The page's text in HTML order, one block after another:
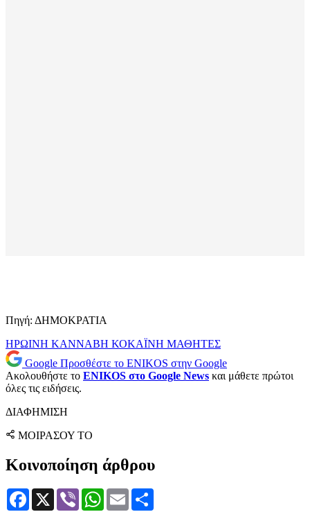
Πηγή: ΔΗΜΟΚΡΑΤΙΑ
ΗΡΩΙΝΗ ΚΑΝΝΑΒΗ ΚΟΚΑΪΝΗ ΜΑΘΗΤΕΣ
Google Προσθέστε το ENIKOS στην Google
Ακολουθήστε το ENIKOS στο Google News και μάθετε πρώτοι
όλες τις ειδήσεις.
ΔΙΑΦΗΜΙΣΗ
ΜΟΙΡΑΣΟΥ ΤΟ
Κοινοποίηση άρθρου
Facebook
X Viber WhatsApp
Email